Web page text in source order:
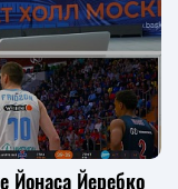
Йонаса Йеребко